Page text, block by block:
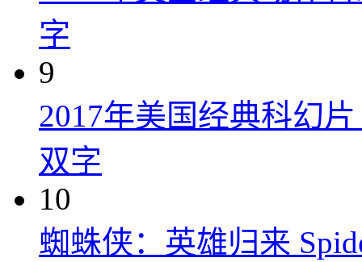
字
9
2017年美国经典科幻
双字
10
蜘蛛侠：英雄归来